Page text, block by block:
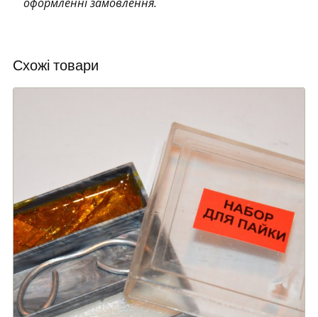
Схожі товари